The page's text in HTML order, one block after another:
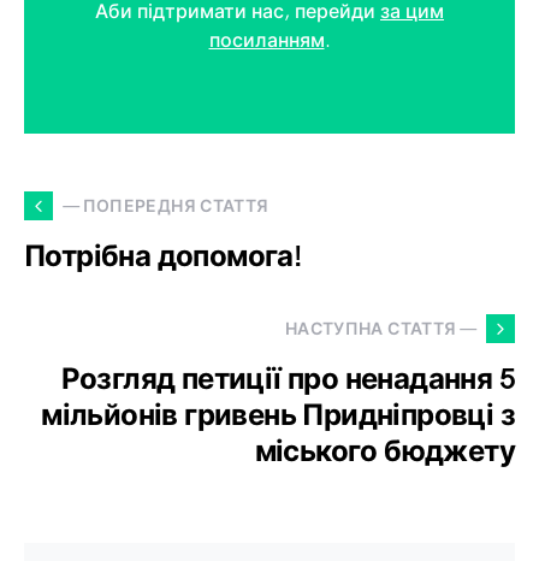
Аби підтримати нас, перейди за цим
посиланням.
— ПОПЕРЕДНЯ СТАТТЯ
Потрібна допомога!
НАСТУПНА СТАТТЯ —
Розгляд петиції про ненадання 5
мільйонів гривень Придніпровці з
міського бюджету